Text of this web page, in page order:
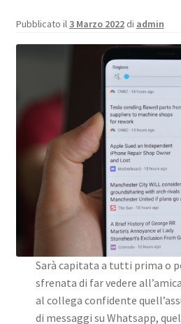
Pubblicato il 3 Marzo 2022 di admin
Sarà capitata a tutti prima o
sfrenata di far vedere
al collega confidente
di messaggi su Whatsapp,